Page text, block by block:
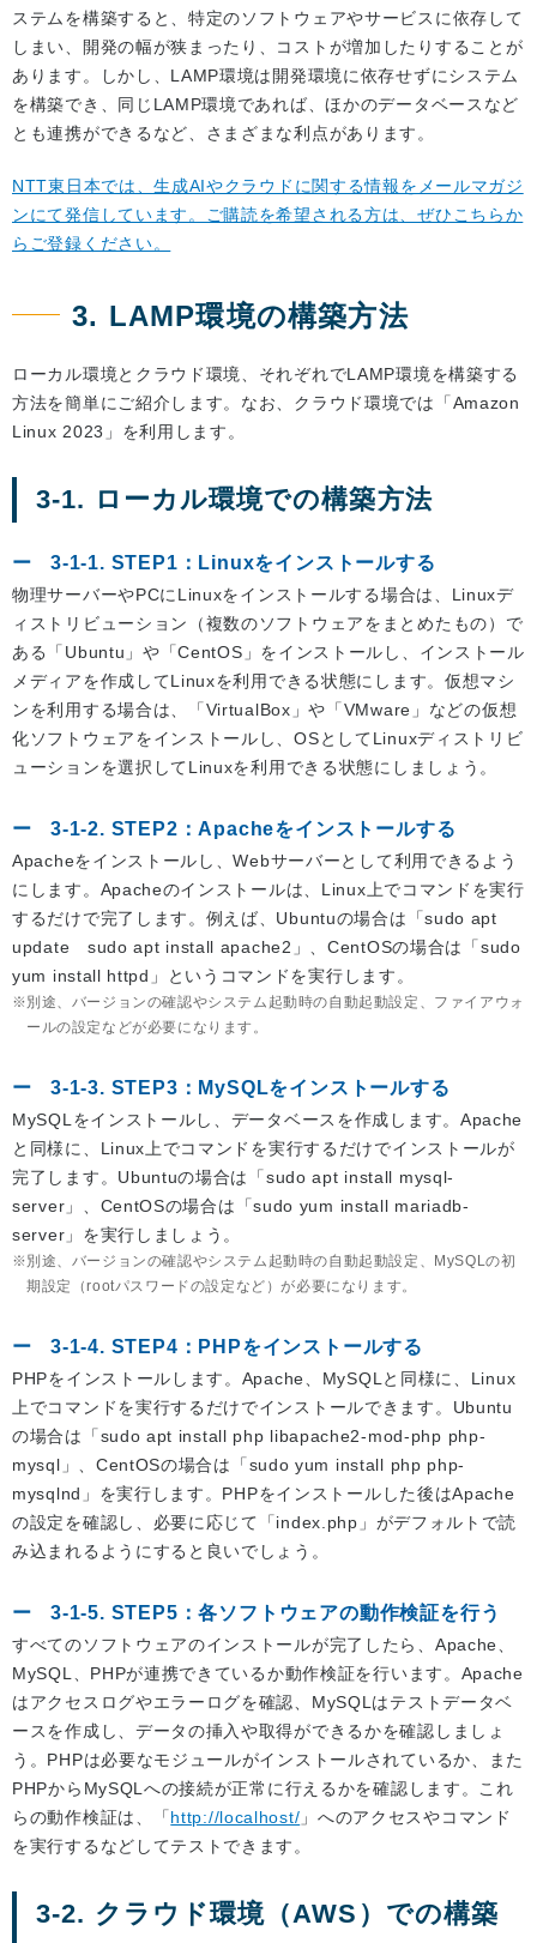
ステムを構築すると、特定のソフトウェアやサービスに依存して
しまい、開発の幅が狭まったり、コストが増加したりすることが
あります。しかし、LAMP環境は開発環境に依存せずにシステム
を構築でき、同じLAMP環境であれば、ほかのデータベースなど
とも連携ができるなど、さまざまな利点があります。
NTT東日本では、生成AIやクラウドに関する情報をメールマガジ
ンにて発信しています。ご購読を希望される方は、ぜひこちらか
らご登録ください。
3. LAMP環境の構築方法
ローカル環境とクラウド環境、それぞれでLAMP環境を構築する
方法を簡単にご紹介します。なお、クラウド環境では「Amazon
Linux 2023」を利用します。
3-1. ローカル環境での構築方法
3-1-1. STEP1：Linuxをインストールする
物理サーバーやPCにLinuxをインストールする場合は、Linuxデ
ィストリビューション（複数のソフトウェアをまとめたもの）で
ある「Ubuntu」や「CentOS」をインストールし、インストール
メディアを作成してLinuxを利用できる状態にします。仮想マシ
ンを利用する場合は、「VirtualBox」や「VMware」などの仮想
化ソフトウェアをインストールし、OSとしてLinuxディストリビ
ューションを選択してLinuxを利用できる状態にしましょう。
3-1-2. STEP2：Apacheをインストールする
Apacheをインストールし、Webサーバーとして利用できるよう
にします。Apacheのインストールは、Linux上でコマンドを実行
するだけで完了します。例えば、Ubuntuの場合は「sudo apt
update sudo apt install apache2」、CentOSの場合は「sudo
yum install httpd」というコマンドを実行します。
別途、バージョンの確認やシステム起動時の自動起動設定、ファイアウォ
ールの設定などが必要になります。
3-1-3. STEP3：MySQLをインストールする
MySQLをインストールし、データベースを作成します。Apache
と同様に、Linux上でコマンドを実行するだけでインストールが
完了します。Ubuntuの場合は「sudo apt install mysql-
server」、CentOSの場合は「sudo yum install mariadb-
server」を実行しましょう。
別途、バージョンの確認やシステム起動時の自動起動設定、MySQLの初
期設定（rootパスワードの設定など）が必要になります。
3-1-4. STEP4：PHPをインストールする
PHPをインストールします。Apache、MySQLと同様に、Linux
上でコマンドを実行するだけでインストールできます。Ubuntu
の場合は「sudo apt install php libapache2-mod-php php-
mysql」、CentOSの場合は「sudo yum install php php-
mysqlnd」を実行します。PHPをインストールした後はApache
の設定を確認し、必要に応じて「index.php」がデフォルトで読
み込まれるようにすると良いでしょう。
3-1-5. STEP5：各ソフトウェアの動作検証を行う
すべてのソフトウェアのインストールが完了したら、Apache、
MySQL、PHPが連携できているか動作検証を行います。Apache
はアクセスログやエラーログを確認、MySQLはテストデータベ
ースを作成し、データの挿入や取得ができるかを確認しましょ
う。PHPは必要なモジュールがインストールされているか、また
PHPからMySQLへの接続が正常に行えるかを確認します。これ
らの動作検証は、「http://localhost/ 」へのアクセスやコマンド
を実行するなどしてテストできます。
3-2. クラウド環境（AWS）での構築